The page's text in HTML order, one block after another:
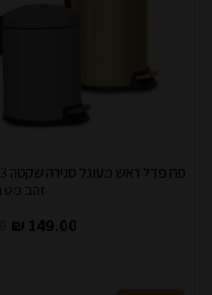
זהב מט
149.00 ₪